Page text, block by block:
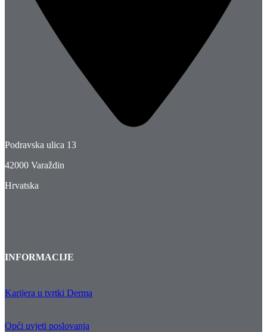
Podravska ulica 13
42000 Varaždin
Hrvatska
INFORMACIJE
Karijera u tvrtki Derma
Opći uvjeti poslovanja